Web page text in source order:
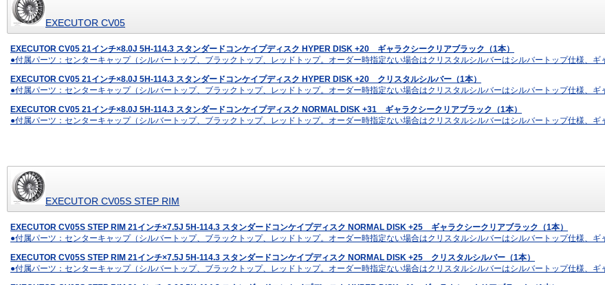
EXECUTOR CV05
EXECUTOR CV05 21インチ×8.0J 5H-114.3 スタンダードコンケイプディスク HYPER DISK +20 ギャラクシークリアブラック（1本）
●付属パーツ：センターキャップ（シルバートップ、ブラックトップ、レッドトップ。オーダー時指定ない場合はクリスタルシルバーはシルバートップ仕様
EXECUTOR CV05 21インチ×8.0J 5H-114.3 スタンダードコンケイプディスク HYPER DISK +20 クリスタルシルバー（1本）
●付属パーツ：センターキャップ（シルバートップ、ブラックトップ、レッドトップ。オーダー時指定ない場合はクリスタルシルバーはシルバートップ仕様
EXECUTOR CV05 21インチ×8.0J 5H-114.3 スタンダードコンケイプディスク NORMAL DISK +31 ギャラクシークリアブラック（1本）
●付属パーツ：センターキャップ（シルバートップ、ブラックトップ、レッドトップ。オーダー時指定ない場合はクリスタルシルバーはシルバートップ仕様
EXECUTOR CV05S STEP RIM
EXECUTOR CV05S STEP RIM 21インチ×7.5J 5H-114.3 スタンダードコンケイプディスク NORMAL DISK +25 ギャラクシークリアブラック（1本）
●付属パーツ：センターキャップ（シルバートップ、ブラックトップ、レッドトップ。オーダー時指定ない場合はクリスタルシルバーはシルバートップ仕様
EXECUTOR CV05S STEP RIM 21インチ×7.5J 5H-114.3 スタンダードコンケイプディスク NORMAL DISK +25 クリスタルシルバー（1本）
●付属パーツ：センターキャップ（シルバートップ、ブラックトップ、レッドトップ。オーダー時指定ない場合はクリスタルシルバーはシルバートップ仕様